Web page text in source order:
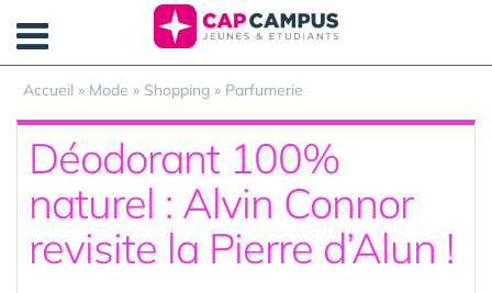
Accueil » Mode » Shopping » Parfumerie
Déodorant 100%
naturel : Alvin Connor
revisite la Pierre d’Alun !
Panneau de gestion des cookies